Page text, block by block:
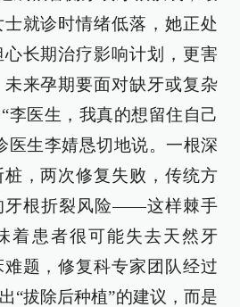
就诊时情绪低落，她正处
长期治疗影响计划，更害
来孕期要面对缺牙或复杂
李医生，我真的想留住自己
医生李婧恳切地说。一根深
，两次修复失败，传统方
牙根折裂风险——这样棘手
着患者很可能失去天然牙
题，修复科专家团队经过
“拔除后种植”的建议，而是